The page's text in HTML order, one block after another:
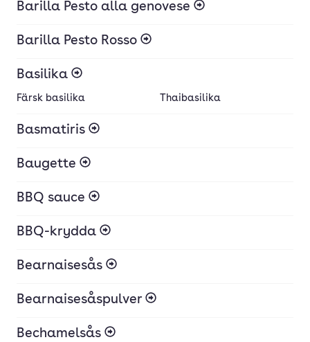
Barilla Pesto alla genovese
Barilla Pesto Rosso
Basilika
Färsk basilika Thaibasilika
Basmatiris
Baugette
BBQ sauce
BBQ-krydda
Bearnaisesås
Bearnaisesåspulver
Bechamelsås